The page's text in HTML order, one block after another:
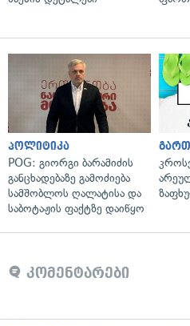
პოლიტიკა
POG: გიორგი ბარამიძის
განცხადებაზე გამოძიება
სამშობლოს ღალატისა და
საბოტაჟის ფაქტზე დაიწყო
კომენტარები